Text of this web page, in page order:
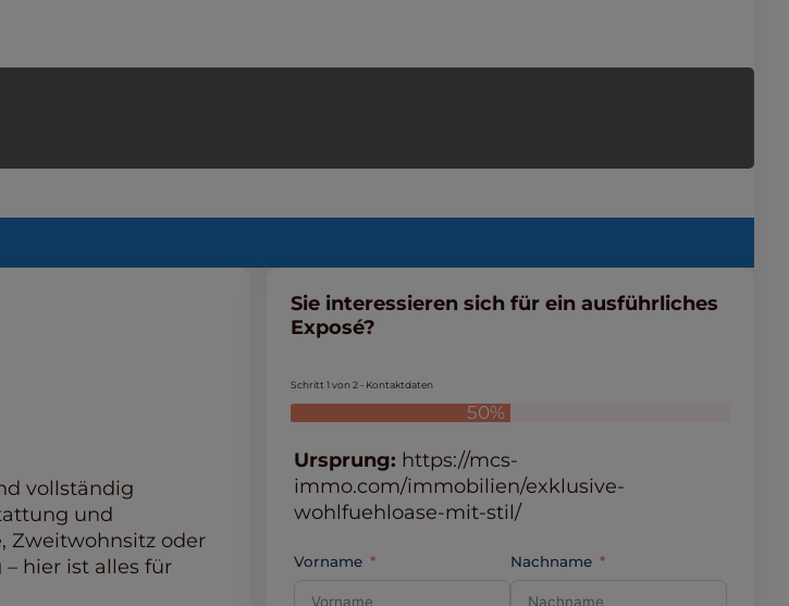
vollständig
und
Zweitwohnsitz oder
hier ist alles für
Sie interessieren sich für ein ausführliches
Exposé?
Schritt 1 von 2 - Kontaktdaten
50%
Ursprung: https://mcs-
immo.com/immobilien/exklusive-
wohlfuehloase-mit-stil/
Vorname Nachname